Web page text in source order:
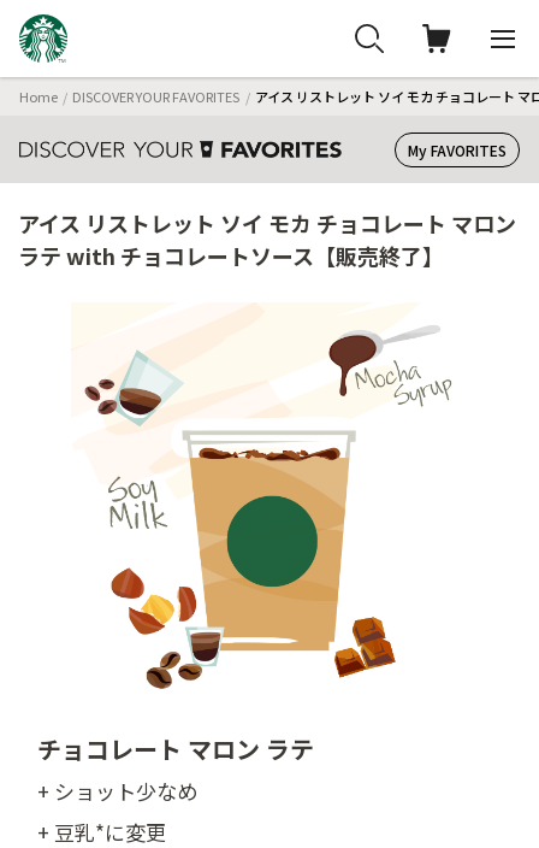
Home DISCOVER YOUR FAVORITES アイス リストレット ソイ モカ チョコレート
My FAVORITES
アイス リストレット ソイ モカ チョコレート マロン
ラテ with チョコレートソース【販売終了】
チョコレート マロン ラテ
+ ショット少なめ
+ 豆乳*に変更